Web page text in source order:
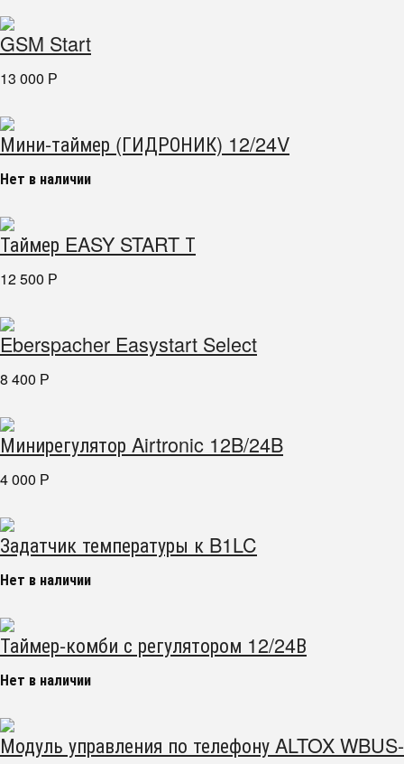
GSM Start
13 000 Р
Мини-таймер (ГИДРОНИК) 12/24V
Нет в наличии
Таймер EASY START Т
12 500 Р
Eberspacher Easystart Select
8 400 Р
Минирегулятор Airtronic 12B/24B
4 000 Р
Задатчик температуры к B1LC
Нет в наличии
Таймер-комби с регулятором 12/24В
Нет в наличии
Модуль управления по телефону ALTOX WBUS-